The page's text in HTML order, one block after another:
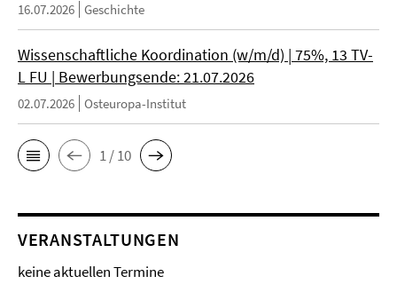
16.07.2026 Geschichte
Wissenschaftliche Koordination (w/m/d) | 75%, 13 TV-
L FU | Bewerbungsende: 21.07.2026
02.07.2026 Osteuropa-Institut
1 / 10
VERANSTALTUNGEN
keine aktuellen Termine